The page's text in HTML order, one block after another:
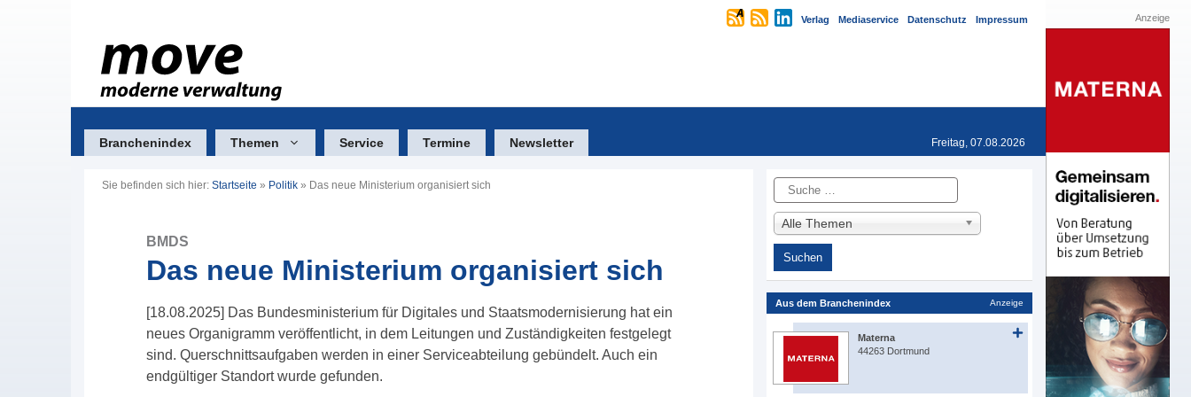
Verlag Mediaservice Datenschutz Impressum
Branchenindex Themen Service Termine Newsletter Freitag, 07.08.2026
Sie befinden sich hier: Startseite » Politik » Das neue Ministerium organisiert sich
BMDS
Das neue Ministerium organisiert sich
[18.08.2025] Das Bundesministerium für Digitales und Staatsmodernisierung hat ein
neues Organigramm veröffentlicht, in dem Leitungen und Zuständigkeiten festgelegt
sind. Querschnittsaufgaben werden in einer Serviceabteilung gebündelt. Auch ein
endgültiger Standort wurde gefunden.
Suche
Alle Themen
Aus dem Branchenindex Anzeige
Materna
44263 Dortmund
Anzeige